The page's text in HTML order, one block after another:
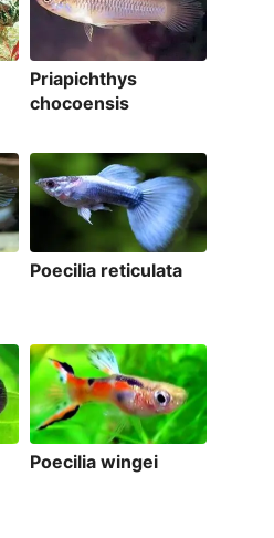
Priapichthys
chocoensis
Poecilia reticulata
Poecilia wingei